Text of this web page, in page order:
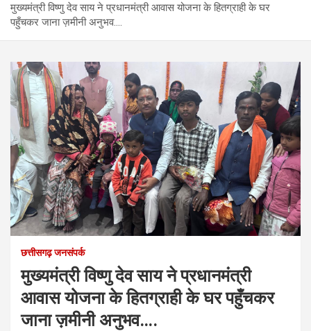
मुख्यमंत्री विष्णु देव साय ने प्रधानमंत्री आवास योजना के हितग्राही के घर
पहुँचकर जाना ज़मीनी अनुभव….
छत्तीसगढ़ जनसंपर्क
मुख्यमंत्री विष्णु देव साय ने प्रधानमंत्री
आवास योजना के हितग्राही के घर पहुँचकर
जाना ज़मीनी अनुभव….